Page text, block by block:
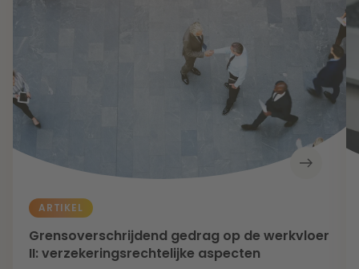
ARTIKEL
Grensoverschrijdend gedrag op de werkvloer
II: verzekeringsrechtelijke aspecten